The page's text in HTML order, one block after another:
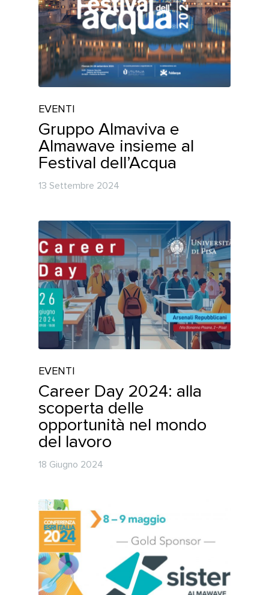
EVENTI
Gruppo Almaviva e
Almawave insieme al
Festival dell’Acqua
13 Settembre 2024
EVENTI
Career Day 2024: alla
scoperta delle
opportunità nel mondo
del lavoro
18 Giugno 2024